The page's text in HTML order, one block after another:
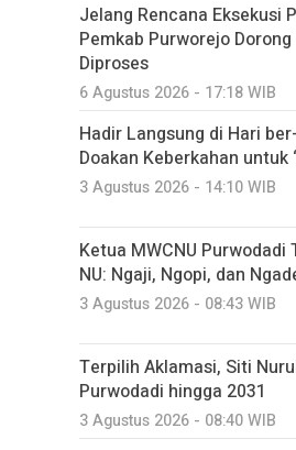
Jelang Rencana Eksekusi
Pemkab Purworejo
Diproses
6 Agustus 2026 - 17:18 WIB
Hadir Langsung di Hari
Doakan Keberkahan untuk
3 Agustus 2026 - 14:10 WIB
Ketua MWCNU
NU: Ngaji, Ngopi, dan
3 Agustus 2026 - 08:43 WIB
Terpilih Aklamasi, Siti
Purwodadi hingga 2031
3 Agustus 2026 - 08:40 WIB